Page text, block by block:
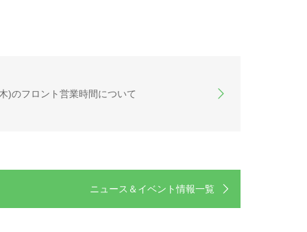
)のフロント営業時間について
ニュース＆イベント情報一覧